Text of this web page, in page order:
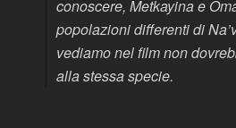
conoscere, Metkayina e
popolazioni differenti di
vediamo nel film non
alla stessa specie.